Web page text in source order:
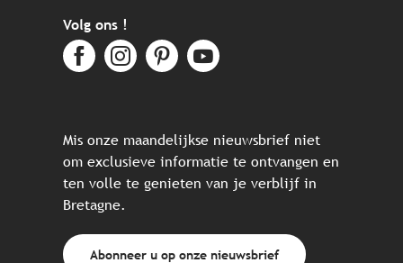
Volg ons !
Mis onze maandelijkse nieuwsbrief niet
om exclusieve informatie te ontvangen en
ten volle te genieten van je verblijf in
Bretagne.
Abonneer u op onze nieuwsbrief